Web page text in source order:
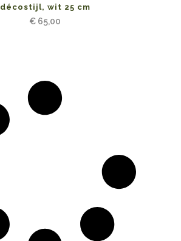
décostijl, wit 25 cm
€ 65,00